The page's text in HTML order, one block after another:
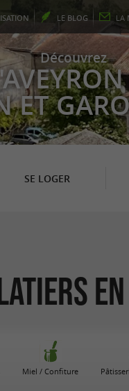
LE BLOG LA
Découvrez
ET
SE LOGER
Miel / Confiture